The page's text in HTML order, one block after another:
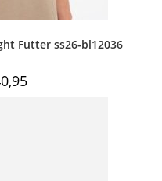
Futter ss26-bl12036